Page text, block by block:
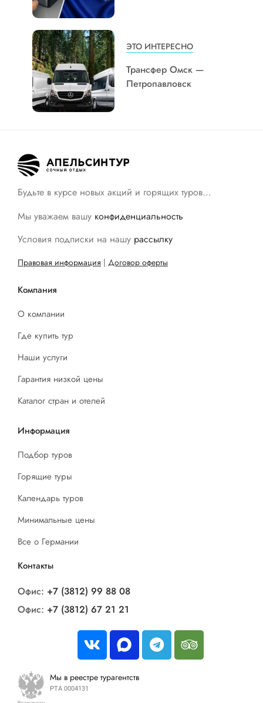
ЭТО ИНТЕРЕСНО
Трансфер Омск —
Петропавловск
Будьте в курсе новых акций и горящих туров…
Мы уважаем вашу конфиденциальность
Условия подписки на нашу рассылку
Правовая информация | Договор оферты
Компания
О компании
Где купить тур
Наши услуги
Гарантия низкой цены
Каталог стран и отелей
Информация
Подбор туров
Горящие туры
Календарь туров
Минимальные цены
Все о Германии
Контакты
Офис: +7 (3812) 99 88 08
Офис: +7 (3812) 67 21 21
Мы в реестре турагентств
РТА 0004131